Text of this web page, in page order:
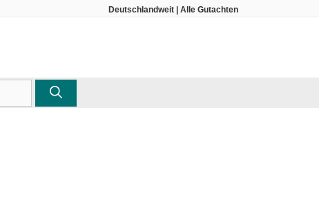
Deutschlandweit | Alle Gutachten